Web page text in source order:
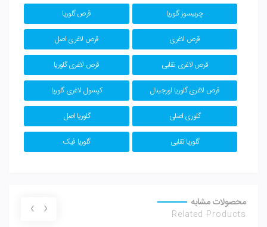
چربیسوز گلوریا قرص گلوریا
قرص لاغری قرص لاغری اصل
قرص لاغری تقلبی قرص لاغری گلوریا
قرص لاغری گلوریا اورجینال کپسول لاغری گلوریا
گلوری اصلی گلوریا اصل
گلوریا تقلبی گلوریا فیک
محصولات مشابه
Related Products
‹
›